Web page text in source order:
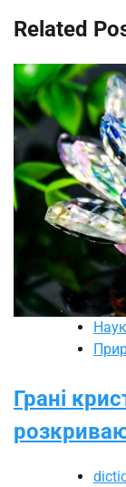
Related
Грані